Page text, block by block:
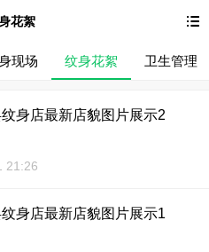
花絮
现场 纹身花絮 卫生管理
身店最新店貌图片展示2
21:26
身店最新店貌图片展示1